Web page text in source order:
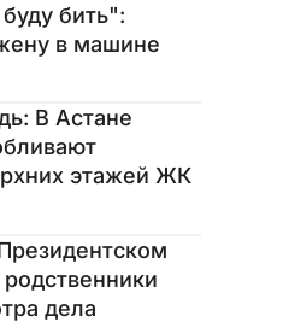
бить":
в машине
В Астане
этажей ЖК
дела